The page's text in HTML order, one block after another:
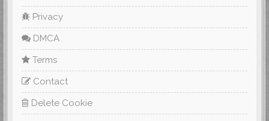
Privacy
DMCA
Terms
Contact
Delete Cookie